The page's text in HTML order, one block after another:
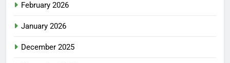
February 2026
January 2026
December 2025